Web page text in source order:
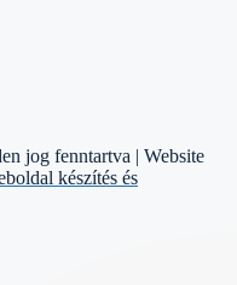
jog fenntartva | Website
készítés és